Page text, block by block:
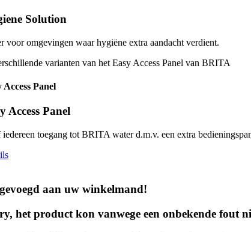
Solution
voor omgevingen waar hygiëne extra aandacht verdient.
Access Panel
Access Panel
iedereen toegang tot BRITA water d.m.v. een extra
aan uw winkelmand!
het product kon vanwege een onbekende fout